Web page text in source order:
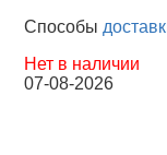
Способы
Нет в наличии
07-08-2026